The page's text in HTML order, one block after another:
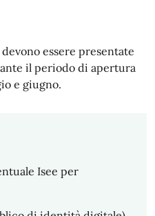
essere presentate
il periodo di apertura
e giugno.
Isee per